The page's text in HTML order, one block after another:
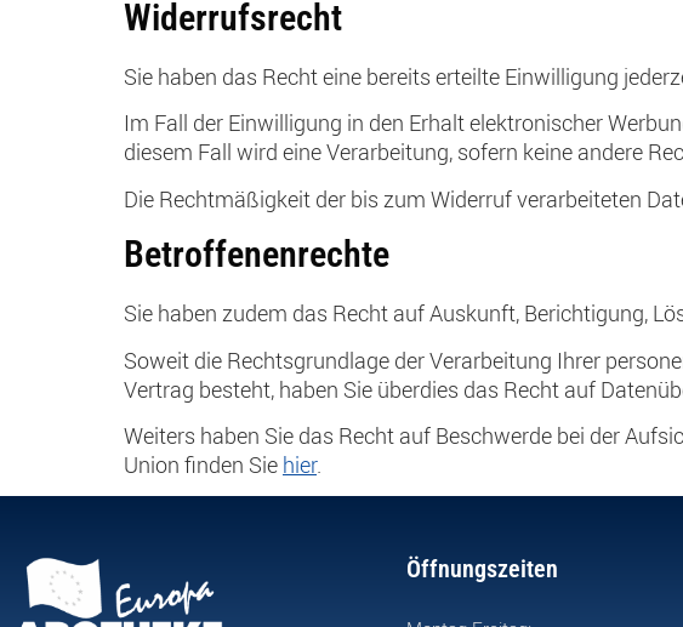
Widerrufsrecht
Sie haben das Recht eine bereits erteilte Einwilligung
Im Fall der Einwilligung in den Erhalt elektronischer
diesem Fall wird eine Verarbeitung, sofern keine andere
Die Rechtmäßigkeit der bis zum Widerruf verarbeiteten
Betroffenenrechte
Sie haben zudem das Recht auf Auskunft, Berichtigung,
Soweit die Rechtsgrundlage der Verarbeitung Ihrer
Vertrag besteht, haben Sie überdies das Recht auf
Weiters haben Sie das Recht auf Beschwerde bei der
Union finden Sie hier.
Öffnungszeiten